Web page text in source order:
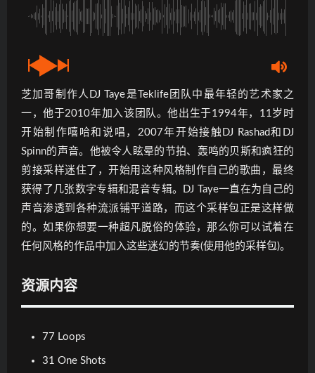
芝加哥制作人DJ Taye是Teklife团队中最年轻的艺术家之
一，他于2010年加入该团队。他出生于1994年，11岁时
开始制作嘻哈和说唱，2007年开始接触DJ Rashad和DJ
Spinn的声音。他被令人眩晕的节拍、轰鸣的贝斯和疯狂的
剪接采样迷住了，开始用这种风格制作自己的歌曲，最终
获得了几张数字专辑和混音专辑。DJ Taye一直在为自己的
声音渗透到各种流派铺平道路，而这个采样包正是这样做
的。如果你想要一种超凡脱俗的体验，那么你可以试着在
任何风格的作品中加入这些迷幻的节奏(使用他的采样包)。
资源内容
77 Loops
31 One Shots